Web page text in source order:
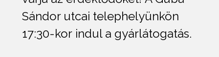
Sándor utcai telephelyünkön
17:30-kor indul a gyárlátogatás.